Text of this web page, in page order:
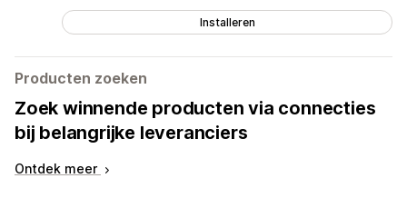
Installeren
Producten zoeken
Zoek winnende producten via connecties
bij belangrijke leveranciers
Ontdek meer